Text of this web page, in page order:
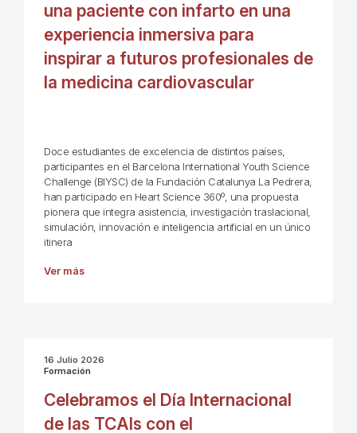
una paciente con infarto en una
experiencia inmersiva para
inspirar a futuros profesionales de
la medicina cardiovascular
Doce estudiantes de excelencia de distintos países,
participantes en el Barcelona International Youth Science
Challenge (BIYSC) de la Fundación Catalunya La Pedrera,
han participado en Heart Science 360º, una propuesta
pionera que integra asistencia, investigación traslacional,
simulación, innovación e inteligencia artificial en un único
itinera
Ver más
16 Julio 2026
Formación
Celebramos el Día Internacional
de las TCAIs con el